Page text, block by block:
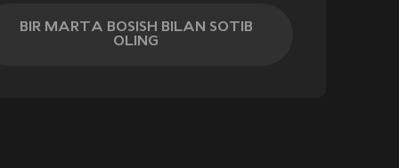
BIR MARTA BOSISH BILAN SOTIB
OLING